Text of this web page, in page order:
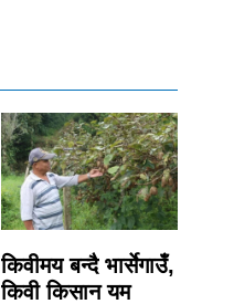
किवीमय बन्दै भार्सेगाउँ,
किवी किसान यम